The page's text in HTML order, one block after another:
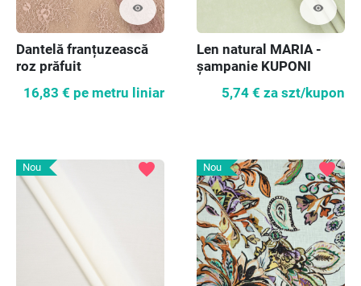
visibility
Dantelă franțuzească
roz prăfuit
16,83 € pe metru liniar
visibility
Len natural MARIA -
șampanie KUPONI
5,74 € za szt/kupon
Nou favorite Nou favorite